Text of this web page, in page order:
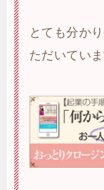
とても分か
ただいてい